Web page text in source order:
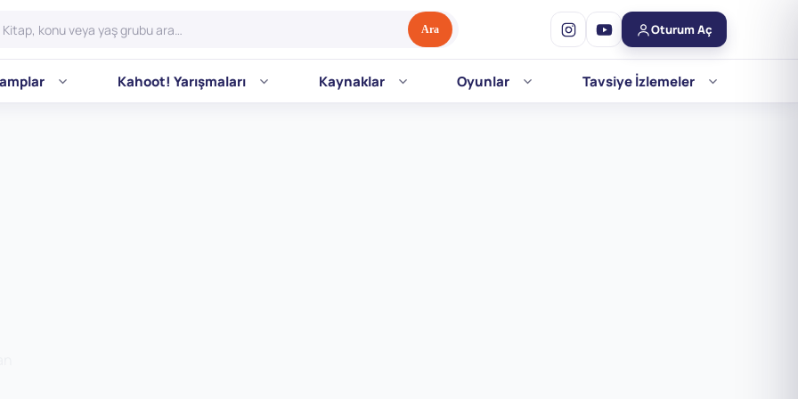
Ara Oturum Aç
Kahoot! Yarışmaları Kaynaklar Oyunlar Tavsiye İzlemeler